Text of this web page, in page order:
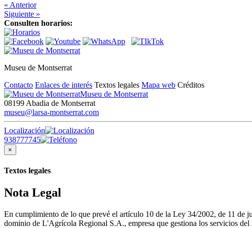
« Anterior
Siguiente »
Consulten horarios:
Museu de Montserrat
Contacto Enlaces de interés Textos legales Mapa web Créditos
Museu de Montserrat
08199 Abadia de Montserrat
museu@larsa-montserrat.com
Localización
938777745
×
Textos legales
Nota Legal
En cumplimiento de lo que prevé el artículo 10 de la Ley 34/2002, de 11 de
dominio de L'Agrícola Regional S.A., empresa que gestiona los servicios